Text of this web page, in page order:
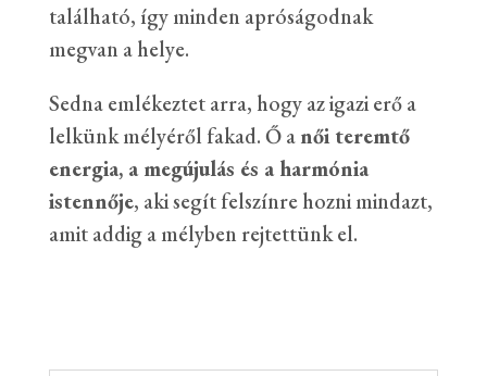
található, így minden apróságodnak
megvan a helye.
Sedna emlékeztet arra, hogy az igazi erő a
lelkünk mélyéről fakad. Ő anői teremtő
energia, a megújulás és a harmónia
istennője, aki segít felszínre hozni mindazt,
amit addig a mélyben rejtettünk el.